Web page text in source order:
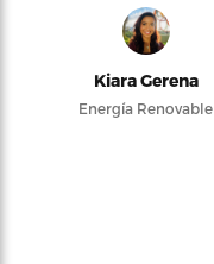
Kiara Gerena
Energía Renovable